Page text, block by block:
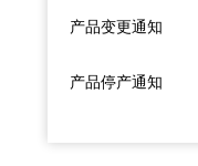
产品变更通知
产品停产通知